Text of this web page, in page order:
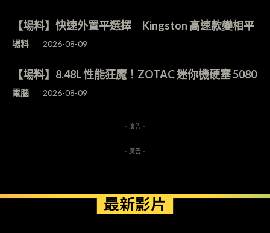
【場料】快速外置平選擇 Kingston 高速款變相平
場料 2026-08-09
【場料】8.48L 性能狂魔！ZOTAC 迷你機硬塞 5080
電腦 2026-08-09
- 廣告 -
- 廣告 -
最新影片